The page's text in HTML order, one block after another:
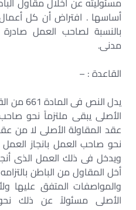
أساسها . افتراض أن كل
مدنى.
القاعدة : –
يدل
الأصلى يبقى ملتزماً نحو
عقد المقاولة الأصلى لا من
نحو صاحب العمل بانجاز
ويدخل فى ذلك العمل الذى
أخل المقاول من الباطن
والمواصفات المتفق عليها
الأصلى مسئولاً عن ذلك